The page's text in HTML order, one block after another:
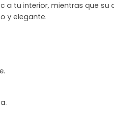
a tu interior, mientras que su
y elegante.